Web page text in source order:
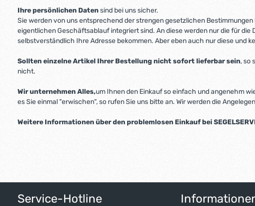
Ihre persönlichen Datensind bei uns sicher.
Sie werden von uns entsprechend der strengen gesetzlichen
eigentlichen Geschäftsablauf integriert sind. An diese werden nur die für
selbstverständlich Ihre Adresse bekommen. Aber eben auch nur diese und
Sollten einzelne Artikel Ihrer Bestellung nicht sofort lieferbar sein, so
nicht.
Wir unternehmen Alles,um Ihnen den Einkauf so einfach und angenehm
es Sie einmal "erwischen", so rufen Sie uns bitte an. Wir werden die
Weitere Informationen über den problemlosen Einkauf bei
Service-Hotline